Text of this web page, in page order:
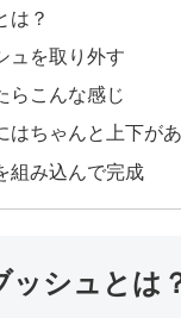
は？
ュを取り外す
らこんな感じ
はちゃんと上下が
組み込んで完成
ッシュとは